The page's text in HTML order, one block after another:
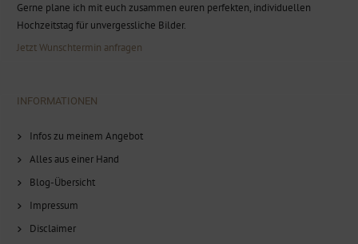
Gerne plane ich mit euch zusammen euren perfekten, individuellen
Hochzeitstag für unvergessliche Bilder.
Jetzt Wunschtermin anfragen
INFORMATIONEN
Infos zu meinem Angebot
Alles aus einer Hand
Blog-Übersicht
Impressum
Disclaimer